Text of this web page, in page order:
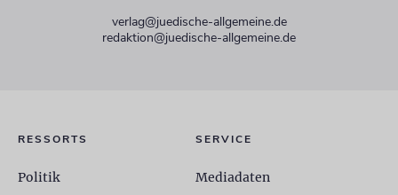
verlag@juedische-allgemeine.de
redaktion@juedische-allgemeine.de
RESSORTS
Politik
SERVICE
Mediadaten